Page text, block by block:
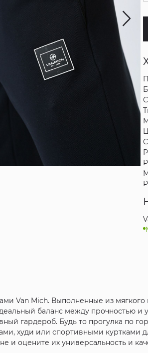
Van Mich. Выполненные из
баланс между прочностью и
гардероб. Будь то прогулка по
или спортивными куртками
и оцените их универсальность и